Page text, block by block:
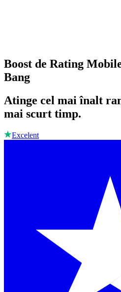
Boost de Rating
Bang
Atinge cel mai înalt
mai scurt timp.
Excelent